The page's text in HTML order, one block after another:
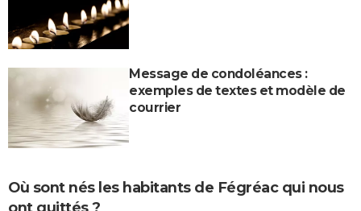
Message de condoléances :
exemples de textes et modèle de
courrier
Où sont nés les habitants de Fégréac qui nous
ont quittés ?